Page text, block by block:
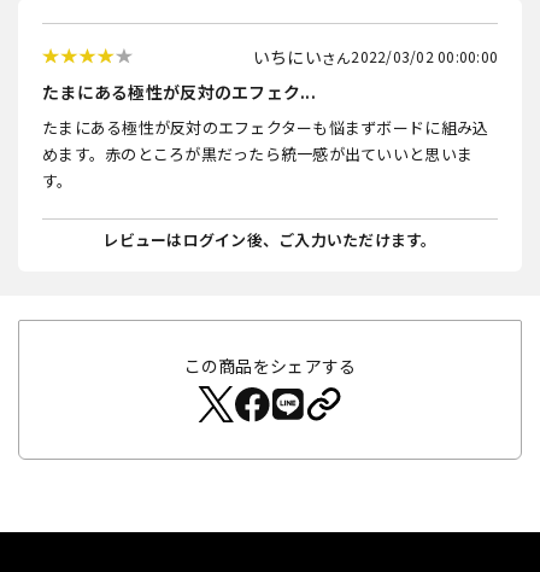
いちにい 2022/03/02 00:00:00
たまにある極性が反対のエフェク...
たまにある極性が反対のエフェクターも悩まずボードに組み込
めます。赤のところが黒だったら統一感が出ていいと思いま
す。
レビューはログイン後、ご入力いただけます。
この商品をシェアする